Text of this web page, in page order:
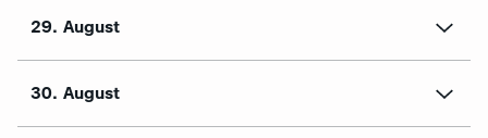
29. August
30. August